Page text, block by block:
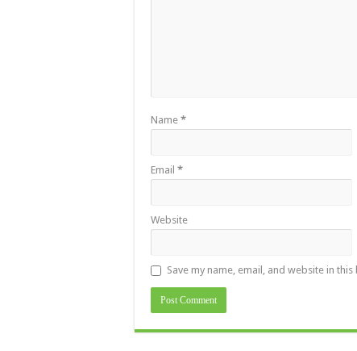
Name *
Email *
Website
Save my name, email, and website in